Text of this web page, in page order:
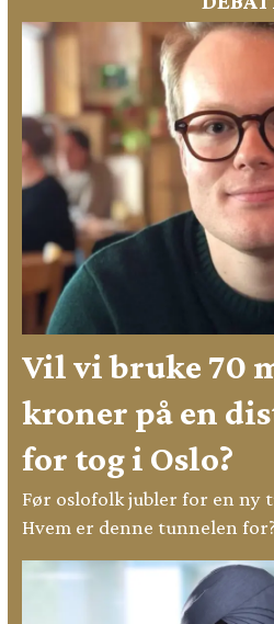
Vil vi bruke 70
kroner på en
for tog i Oslo?
Før oslofolk jubler for en ny
Hvem er denne tunnelen for?